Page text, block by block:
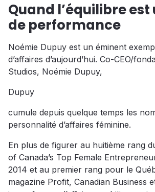
Quand l’équilibre est
de performance
Noémie Dupuy est un éminent
d’affaires d’aujourd’hui. Co-CEO/
Studios, Noémie Dupuy,
Dupuy
cumule depuis quelque temps les
personnalité d’affaires féminine.
En plus de figurer au huitième rang
of Canada’s Top Female
2014 et au premier rang pour le
magazine Profit, Canadian Business